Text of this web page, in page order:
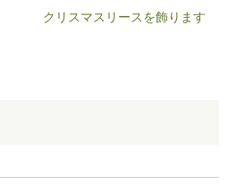
クリスマスリースを飾ります